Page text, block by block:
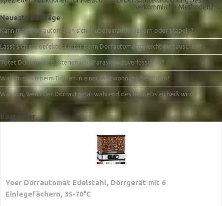
herkömmliche Methoden? →
Neueste Beiträge
Kann man Dörrautomaten sicher übereinander lagern oder stapeln?
Lässt sich ein defekter Lüfter beim Dörrautomaten leicht austauschen?
Tötet Dörren alle Bakterien und Parasiten zuverlässig ab?
Was muss ich beim Dörren in einer Mietwohnung beachten?
Was tun, wenn der Dörrautomat während des Betriebs zu heiß wird?
Bestseller
Yoer Dörrautomat Edelstahl, Dörrgerät mit 6
Einlegefächern, 35-70°C